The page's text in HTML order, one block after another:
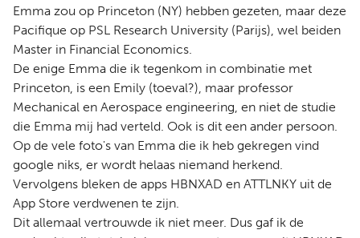
Emma zou op Princeton (NY) hebben gezeten, maar deze
Pacifique op PSL Research University (Parijs), wel beiden
Master in Financial Economics.
De enige Emma die ik tegenkom in combinatie met
Princeton, is een Emily (toeval?), maar professor
Mechanical en Aerospace engineering, en niet de studie
die Emma mij had verteld. Ook is dit een ander persoon.
Op de vele foto's van Emma die ik heb gekregen vind
google niks, er wordt helaas niemand herkend.
Vervolgens bleken de apps HBNXAD en ATTLNKY uit de
App Store verdwenen te zijn.
Dit allemaal vertrouwde ik niet meer. Dus gaf ik de